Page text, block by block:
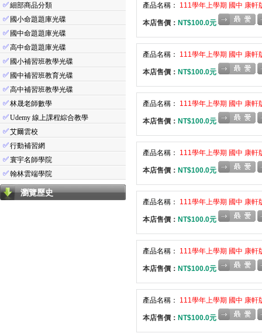
✅細部商品分類
✅ 國小命題題庫光碟
✅ 國中命題題庫光碟
✅高中命題題庫光碟
✅ 國小補習班教學光碟
✅ 國中補習班教育光碟
✅高中補習班教學光碟
✅林晟老師數學
✅Udemy 線上課程綜合教學
✅艾爾雲校
✅行動補習網
✅寰宇名師學院
✅翰林雲端學院
瀏覽歷史
產品名稱： 111學年上學期 國中 康
本店售價： NT$100.0元
產品名稱： 111學年上學期 國中 康
本店售價： NT$100.0元
產品名稱： 111學年上學期 國中 康
本店售價： NT$100.0元
產品名稱： 111學年上學期 國中 康
本店售價： NT$100.0元
產品名稱： 111學年上學期 國中 康
本店售價： NT$100.0元
產品名稱： 111學年上學期 國中 康
本店售價： NT$100.0元
產品名稱： 111學年上學期 國中 康
本店售價： NT$100.0元